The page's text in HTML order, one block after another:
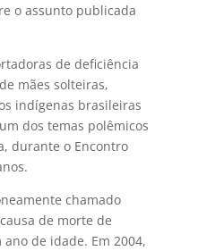
o assunto publicada
de deficiência
mães solteiras,
indígenas brasileiras
dos temas polêmicos
durante o Encontro
chamado
de morte de
de idade. Em 2004,